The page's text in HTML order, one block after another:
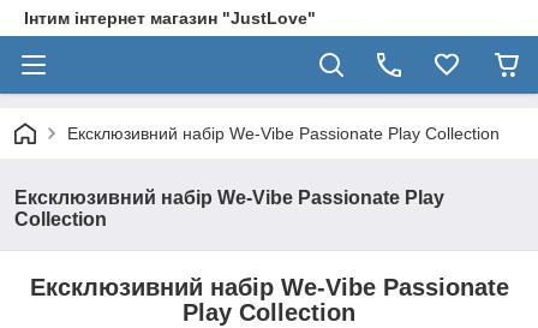
Інтим інтернет магазин "JustLove"
Ексклюзивний набір We-Vibe Passionate Play Collection
Ексклюзивний набір We-Vibe Passionate Play
Collection
Ексклюзивний набір We-Vibe Passionate
Play Collection